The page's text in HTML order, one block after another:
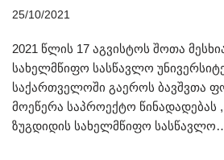
25/10/2021
2021 წლის 17 აგვისტოს შოთა
სახელმწიფო სასწავლო
საქართველოში გაეროს ბავშვთა
მოეწერა საპროექტო წინადადებას
ზუგდიდის სახელმწიფო